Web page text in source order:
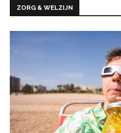
ZORG & WELZIJN